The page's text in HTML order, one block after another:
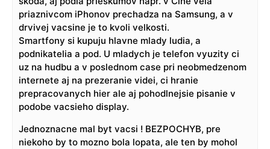
priaznivcom iPhonov prechadza na Samsung, a v
drvivej vacsine je to kvoli velkosti.
Smartfony si kupuju hlavne mlady ludia, a
podnikatelia a pod. U mladych je telefon vyuzity ci
uz na hudbu a v poslednom case pri neobmedzenom
internete aj na prezeranie videi, ci hranie
prepracovanych hier ale aj pohodlnejsie pisanie v
podobe vacsieho display.
Jednoznacne mal byt vacsi ! BEZPOCHYB, pre
niekoho by to mozno bola lopata, ale ten by mohol